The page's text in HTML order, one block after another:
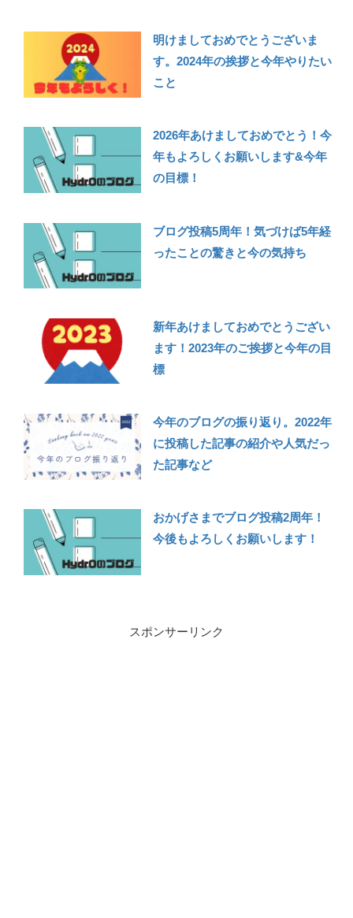
明けましておめでとうございま
す。2024年の挨拶と今年やりたい
こと
2026年あけましておめでとう！今
年もよろしくお願いします&今年
の目標！
ブログ投稿5周年！気づけば5年経
ったことの驚きと今の気持ち
新年あけましておめでとうござい
ます！2023年のご挨拶と今年の目
標
今年のブログの振り返り。2022年
に投稿した記事の紹介や人気だっ
た記事など
おかげさまでブログ投稿2周年！
今後もよろしくお願いします！
スポンサーリンク